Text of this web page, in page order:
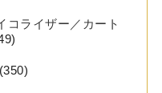
コライザー／カート
(350)